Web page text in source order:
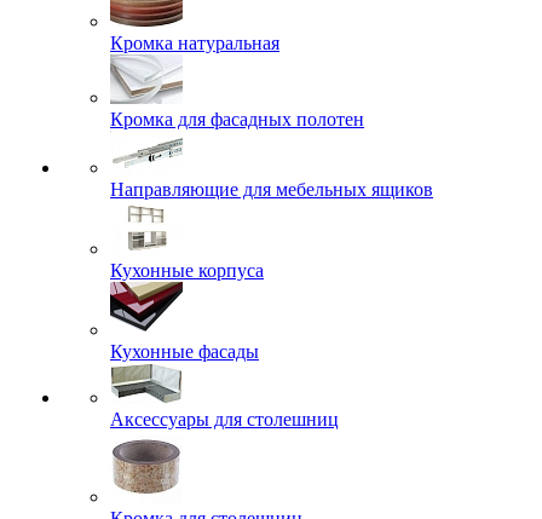
Кромка натуральная
Кромка для фасадных полотен
Направляющие для мебельных ящиков
Кухонные корпуса
Кухонные фасады
Аксессуары для столешниц